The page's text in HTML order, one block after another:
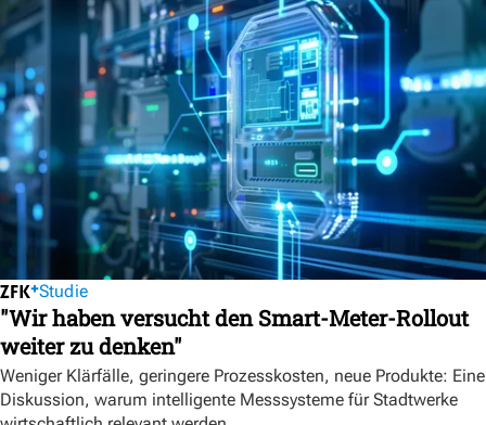
Studie
"Wir haben versucht den Smart-Meter-Rollout
weiter zu denken"
Weniger Klärfälle, geringere Prozesskosten, neue Produkte: Eine
Diskussion, warum intelligente Messsysteme für Stadtwerke